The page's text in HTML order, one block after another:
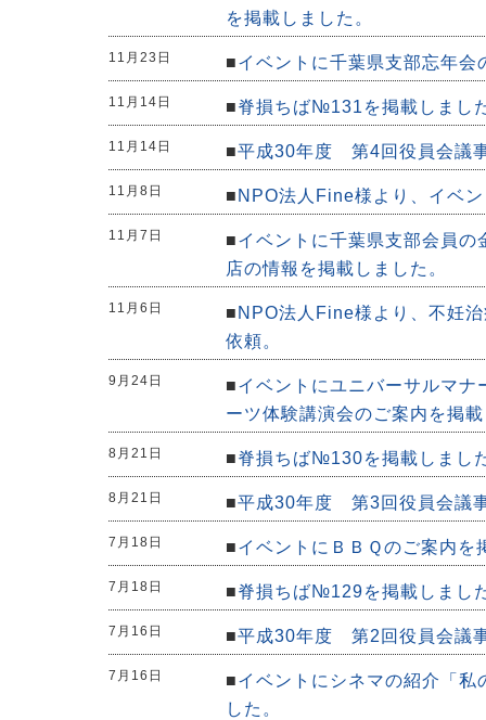
を掲載しました。
11月23日 ■イベントに千葉県支部忘年会
11月14日 ■脊損ちば№131を掲載しまし
11月14日 ■平成30年度 第4回役員会議
11月8日 ■NPO法人Fine様より、イベ
11月7日 ■イベントに千葉県支部会員
店の情報を掲載しました。
11月6日 ■NPO法人Fine様より、不妊
依頼。
9月24日 ■イベントにユニバーサルマ
ーツ体験講演会のご案内を掲
8月21日 ■脊損ちば№130を掲載しまし
8月21日 ■平成30年度 第3回役員会議
7月18日 ■イベントにＢＢＱのご案内を
7月18日 ■脊損ちば№129を掲載しまし
7月16日 ■平成30年度 第2回役員会議
7月16日 ■イベントにシネマの紹介「
した。